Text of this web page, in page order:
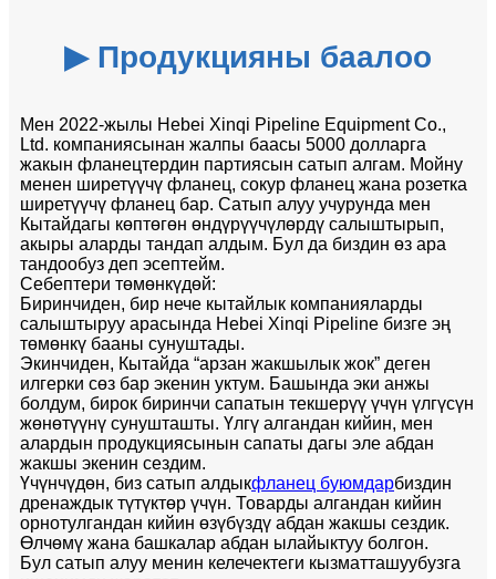
▶ Продукцияны баалоо
Мен 2022-жылы Hebei Xinqi Pipeline Equipment Co.,
Ltd. компаниясынан жалпы баасы 5000 долларга
жакын фланецтердин партиясын сатып алгам. Мойну
менен ширетүүчү фланец, сокур фланец жана розетка
ширетүүчү фланец бар. Сатып алуу учурунда мен
Кытайдагы көптөгөн өндүрүүчүлөрдү салыштырып,
акыры аларды тандап алдым. Бул да биздин өз ара
тандообуз деп эсептейм.
Себептери төмөнкүдөй:
Биринчиден, бир нече кытайлык компанияларды
салыштыруу арасында Hebei Xinqi Pipeline бизге эң
төмөнкү бааны сунуштады.
Экинчиден, Кытайда “арзан жакшылык жок” деген
илгерки сөз бар экенин уктум. Башында эки анжы
болдум, бирок биринчи сапатын текшерүү үчүн үлгүсүн
жөнөтүүнү сунушташты. Үлгү алгандан кийин, мен
алардын продукциясынын сапаты дагы эле абдан
жакшы экенин сездим.
Үчүнчүдөн, биз сатып алдыкфланец буюмдарбиздин
дренаждык түтүктөр үчүн. Товарды алгандан кийин
орнотулгандан кийин өзүбүздү абдан жакшы сездик.
Өлчөмү жана башкалар абдан ылайыктуу болгон.
Бул сатып алуу менин келечектеги кызматташуубузга